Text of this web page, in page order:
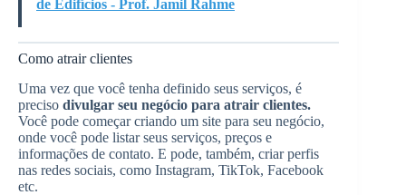
de Edifícios - Prof. Jamil Rahme
Como atrair clientes
Uma vez que você tenha definido seus serviços, é
preciso divulgar seu negócio para atrair clientes.
Você pode começar criando um site para seu negócio,
onde você pode listar seus serviços, preços e
informações de contato. E pode, também, criar perfis
nas redes sociais, como Instagram, TikTok, Facebook
etc.